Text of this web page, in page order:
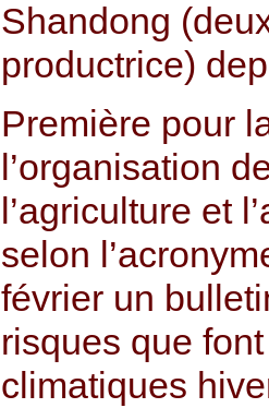
Shandong
productrice)
Première pour
l’organisation
l’agriculture et
selon
février un
risques que
climatiques